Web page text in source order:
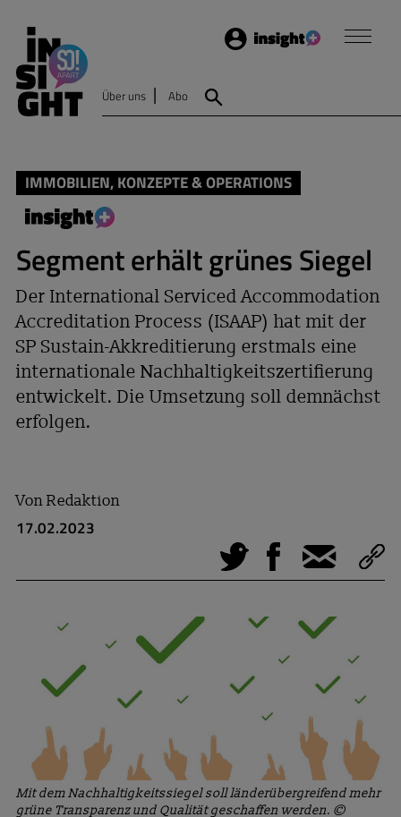
Login
Über uns Abo
IMMOBILIEN, KONZEPTE & OPERATIONS
Segment erhält grünes Siegel
Der International Serviced Accommodation
Accreditation Process (ISAAP) hat mit der
SP Sustain-Akkreditierung erstmals eine
internationale Nachhaltigkeitszertifierung
entwickelt. Die Umsetzung soll demnächst
erfolgen.
VonRedaktion
17.02.2023
Tweet Facebook
E-Mail
Mit dem Nachhaltigkeitssiegel soll länderübergreifend mehr
grüne Transparenz und Qualität geschaffen werden. ©